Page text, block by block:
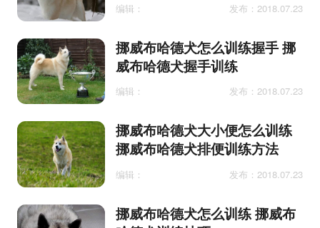
编辑： 发布：2018.07.23
挪威布哈德犬怎么训练握手 挪
威布哈德犬握手训练
编辑： 发布：2018.07.23
挪威布哈德犬大小便怎么训练
挪威布哈德犬排便训练方法
编辑： 发布：2018.07.23
挪威布哈德犬怎么训练 挪威布